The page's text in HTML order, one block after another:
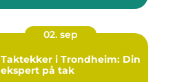
02. sep
Taktekker i Trondheim: Din
ekspert på tak